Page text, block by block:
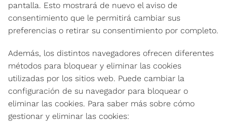
pantalla. Esto mostrará de nuevo el aviso de
consentimiento que le permitirá cambiar sus
preferencias o retirar su consentimiento por completo.
Además, los distintos navegadores ofrecen diferentes
métodos para bloquear y eliminar las cookies
utilizadas por los sitios web. Puede cambiar la
configuración de su navegador para bloquear o
eliminar las cookies. Para saber más sobre cómo
gestionar y eliminar las cookies: